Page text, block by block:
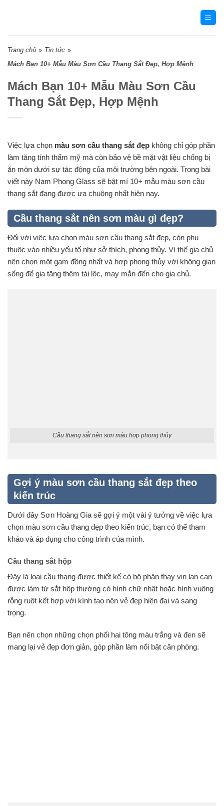
Trang chủ » Tin tức »
Mách Bạn 10+ Mẫu Màu Sơn Cầu Thang Sắt Đẹp, Hợp Mệnh
Mách Bạn 10+ Mẫu Màu Sơn Cầu
Thang Sắt Đẹp, Hợp Mệnh
Việc lựa chọn màu sơn cầu thang sắt đẹp không chỉ góp phần
làm tăng tính thẩm mỹ mà còn bảo vệ bề mặt vật liệu chống bị
ăn mòn dưới sự tác động của môi trường bên ngoài. Trong bài
viết này Nam Phong Glass sẽ bật mí 10+ mẫu màu sơn cầu
thang sắt đang được ưa chuộng nhất hiện nay.
Cầu thang sắt nên sơn màu gì đẹp?
Đối với việc lựa chọn màu sơn cầu thang sắt đẹp, còn phụ
thuộc vào nhiều yếu tố như sở thích, phong thủy. Vì thế gia chủ
nên chọn một gam đồng nhất và hợp phong thủy với không gian
sống để gia tăng thêm tài lộc, may mắn đến cho gia chủ.
Cầu thang sắt nên sơn màu hợp phong thủy
Gợi ý màu sơn cầu thang sắt đẹp theo
kiến trúc
Dưới đây Sơn Hoàng Gia sẽ gợi ý một vài ý tưởng về việc lựa
chọn màu sơn cầu thang đẹp theo kiến trúc, bạn có thể tham
khảo và áp dụng cho công trình của mình.
Cầu thang sắt hộp
Đây là loại cầu thang được thiết kế có bộ phận thay vịn lan can
được làm từ sắt hộp thường có hình chữ nhật hoặc hình vuông
rỗng ruột kết hợp với kính tạo nên vẻ đẹp hiện đại và sang
trọng.
Bạn nên chọn những chọn phối hai tông màu trắng và đen sẽ
mang lại vẻ đẹp đơn giản, góp phần làm nổi bật căn phòng.